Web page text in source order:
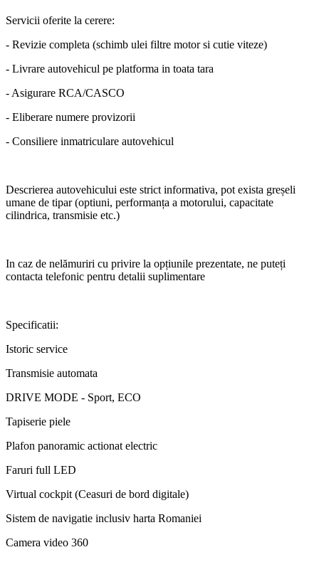
Servicii oferite la cerere:
- Revizie completa (schimb ulei filtre motor si cutie viteze)
- Livrare autovehicul pe platforma in toata tara
- Asigurare RCA/CASCO
- Eliberare numere provizorii
- Consiliere inmatriculare autovehicul
Descrierea autovehicului este strict informativa, pot exista greșeli
umane de tipar (optiuni, performanța a motorului, capacitate
cilindrica, transmisie etc.)
In caz de nelămuriri cu privire la opțiunile prezentate, ne puteți
contacta telefonic pentru detalii suplimentare
Specificatii:
Istoric service
Transmisie automata
DRIVE MODE - Sport, ECO
Tapiserie piele
Plafon panoramic actionat electric
Faruri full LED
Virtual cockpit (Ceasuri de bord digitale)
Sistem de navigatie inclusiv harta Romaniei
Camera video 360